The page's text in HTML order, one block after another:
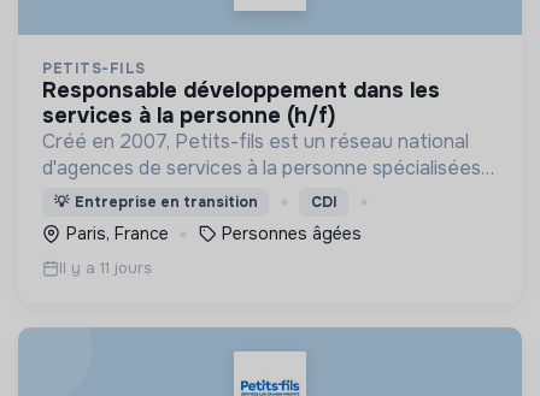
PETITS-FILS
responsable développement dans les
services à la personne (h/f)
Créé en 2007, Petits-fils est un réseau national
d'agences de services à la personne spécialisées
dans l'aide à domicile pour les personnes âgées.
💡 Entreprise en transition CDI
Paris, France Personnes âgées
Il y a 11 jours